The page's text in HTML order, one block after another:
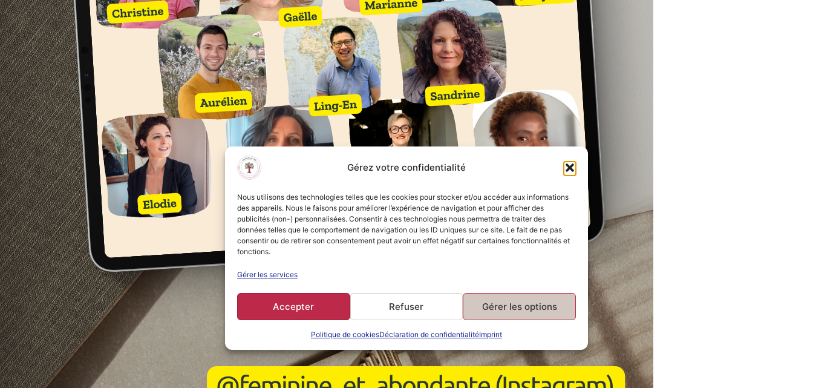
Gérez votre confidentialité
Nous utilisons des technologies telles que les cookies pour stocker et/ou accéder aux informations
des appareils. Nous le faisons pour améliorer l’expérience de navigation et pour afficher des
publicités (non-) personnalisées. Consentir à ces technologies nous permettra de traiter des
données telles que le comportement de navigation ou les ID uniques sur ce site. Le fait de ne pas
consentir ou de retirer son consentement peut avoir un effet négatif sur certaines fonctionnalités et
fonctions.
Gérer les services
Accepter Refuser Gérer les options
Politique de cookiesDéclaration de confidentialitéImprint